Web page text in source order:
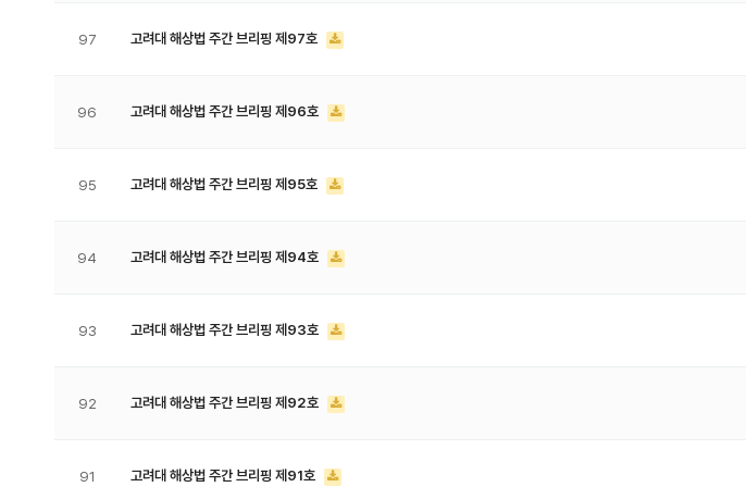
97 고려대 해상법 주간 브리핑 제97호
96 고려대 해상법 주간 브리핑 제96호
95 고려대 해상법 주간 브리핑 제95호
94 고려대 해상법 주간 브리핑 제94호
93 고려대 해상법 주간 브리핑 제93호
92 고려대 해상법 주간 브리핑 제92호
91 고려대 해상법 주간 브리핑 제91호